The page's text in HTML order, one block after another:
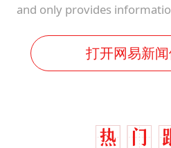
and only provides
打开网易新